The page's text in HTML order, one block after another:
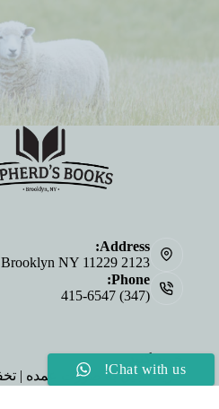
Address:
2123 Avenue U, Brooklyn NY 11229
Phone:
(347) 415-6547
خرید کنید
خرید انجیل به صورت عمده |
Chat with us!